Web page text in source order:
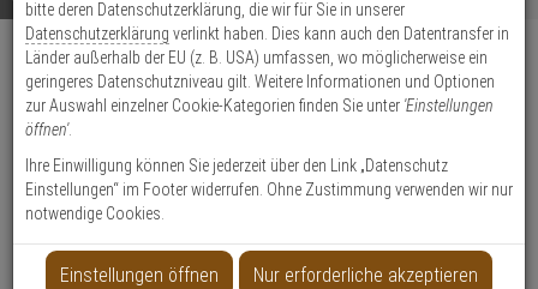
Sie
mindestens
Zeichen
ein,
um
Suche
noch
Kategorien
Suche
gestartet
Hanwha TNO-4040T/INT IP-
Thermal Kamera PoE IP66
Produktmerkmale
bitte deren Datenschutzerklärung, die wir für Sie in unserer
Datenschutzerklärung verlinkt haben. Dies kann auch den Datentransfer in
Länder außerhalb der EU (z. B. USA) umfassen, wo möglicherweise ein
geringeres Datenschutzniveau gilt. Weitere Informationen und Optionen
zur Auswahl einzelner Cookie-Kategorien finden Sie unter 'Einstellungen
öffnen'.
Ihre Einwilligung können Sie jederzeit über den Link „Datenschutz
Einstellungen“ im Footer widerrufen. Ohne Zustimmung verwenden wir nur
notwendige Cookies.
Einstellungen öffnen Nur erforderliche akzeptieren